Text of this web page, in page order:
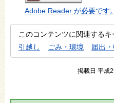
Adobe Reader が必要です。
このコンテンツに関連するキ
引越し
ごみ・環境 届出
掲載日 平成